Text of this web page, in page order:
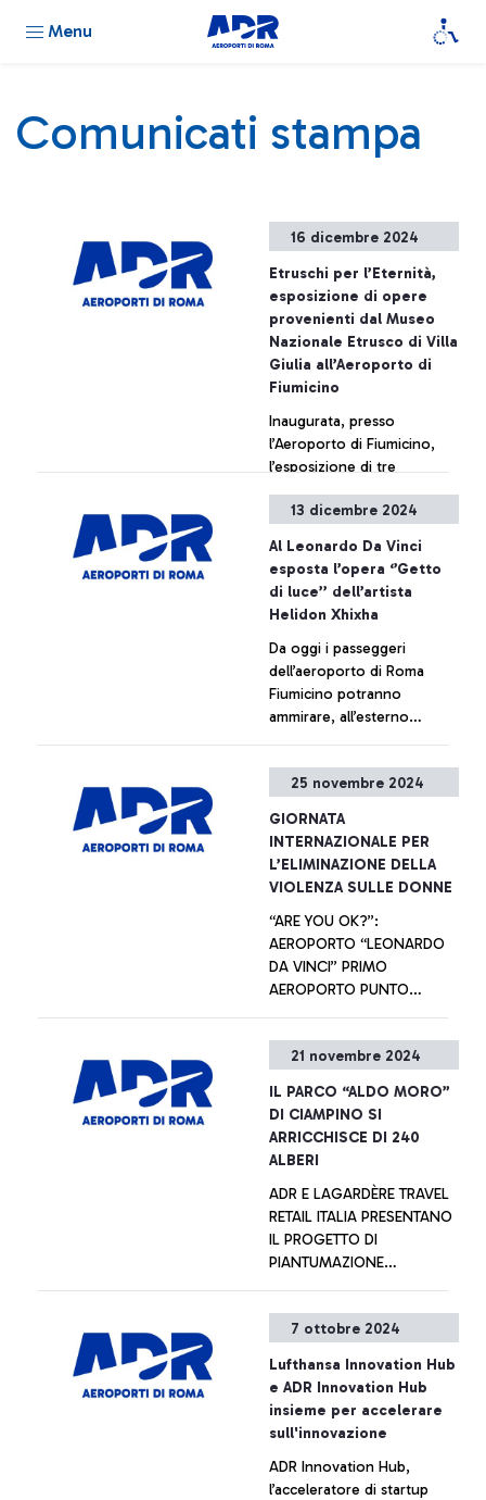
Menu
Comunicati stampa
16 dicembre 2024
Etruschi per l’Eternità,
esposizione di opere
provenienti dal Museo
Nazionale Etrusco di Villa
Giulia all’Aeroporto di
Fiumicino
Inaugurata, presso
l’Aeroporto di Fiumicino,
l’esposizione di tre
etrusche appartenenti alle
collezioni permanenti del
Villa Giulia.
+ Approfondisci
13 dicembre 2024
Al Leonardo Da Vinci
esposta l’opera ‘’Getto
di luce’’ dell’artista
Helidon Xhixha
Da oggi i passeggeri
dell’aeroporto di Roma
Fiumicino potranno
ammirare, all’esterno
dell’artista Helidon Xhixha,
+ Approfondisci
25 novembre 2024
GIORNATA
INTERNAZIONALE PER
L’ELIMINAZIONE DELLA
VIOLENZA SULLE DONNE
“ARE YOU OK?”:
AEROPORTO “LEONARDO
DA VINCI” PRIMO
AEROPORTO PUNTO
CONTRASTARE MOLESTIE E
+ Approfondisci
21 novembre 2024
IL PARCO “ALDO MORO”
DI CIAMPINO SI
ARRICCHISCE DI 240
ALBERI
ADR E LAGARDÈRE TRAVEL
RETAIL ITALIA PRESENTANO
IL PROGETTO DI
PIANTUMAZIONE
+ Approfondisci
7 ottobre 2024
Lufthansa Innovation Hub
e ADR Innovation Hub
insieme per accelerare
sull'innovazione
ADR Innovation Hub,
l’acceleratore di startup